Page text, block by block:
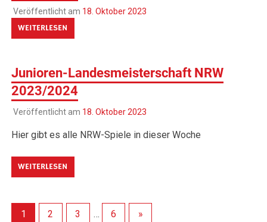
Veröffentlicht am 18. Oktober 2023
WEITERLESEN
Junioren-Landesmeisterschaft NRW
2023/2024
Veröffentlicht am 18. Oktober 2023
Hier gibt es alle NRW-Spiele in dieser Woche
WEITERLESEN
1 2 3 … 6 »